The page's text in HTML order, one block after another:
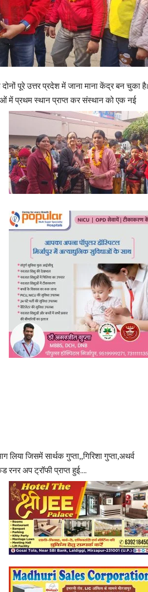
News
in
Hindi,
Today
Hindi
News
पूरे उत्तर प्रदेश में जाना माना केंद्र बन चुका है।
में प्रथम स्थान प्राप्त कर संस्थान को एक नई
जिसमें सार्थक गुप्ता,,गिरिशा गुप्ता,अथर्व
रनर अप ट्रॉफी प्राप्त हुई….